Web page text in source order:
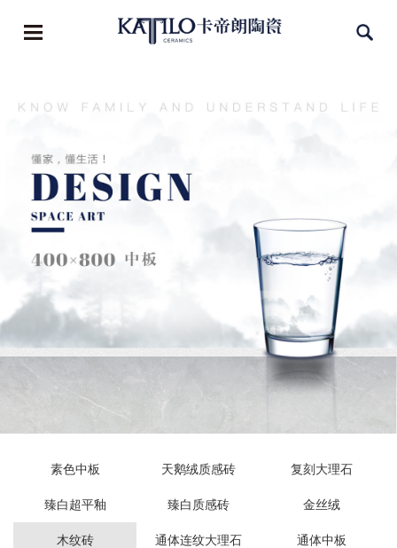
素色中板 天鹅绒质感砖 复刻大理石
臻白超平釉 臻白质感砖 金丝绒
木纹砖 通体连纹大理石 通体中板